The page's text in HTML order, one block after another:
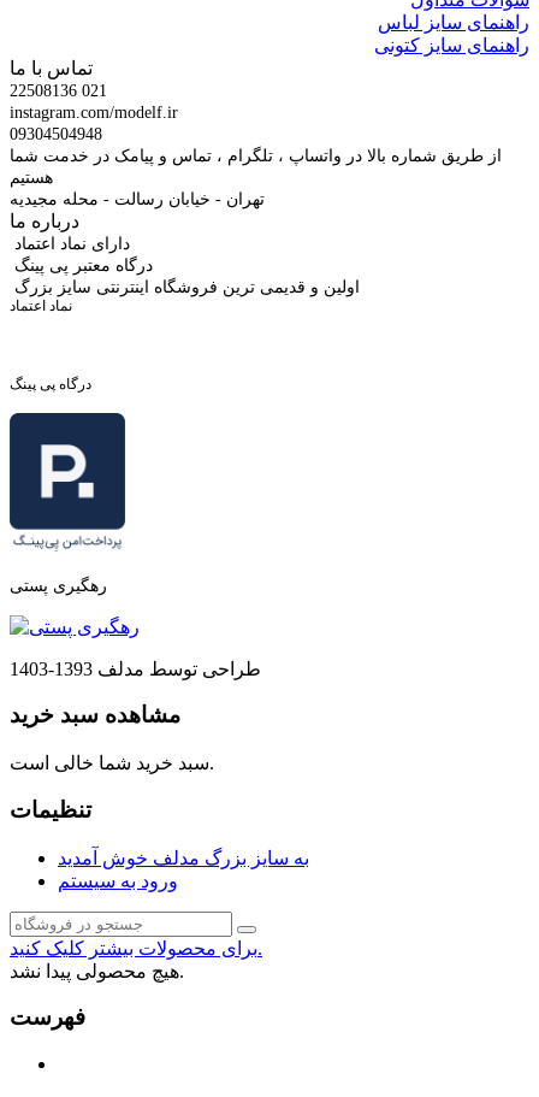
راهنمای سایز لباس
راهنمای سایز کتونی
تماس با ما
22508136 021
instagram.com/modelf.ir
09304504948
از طریق شماره بالا در واتساپ ، تلگرام ، تماس و پیامک در خدمت شما
هستیم
تهران - خیابان رسالت - محله مجیدیه
درباره ما
دارای نماد اعتماد
درگاه معتبر پی پینگ
اولین و قدیمی ترین فروشگاه اینترنتی سایز بزرگ
نماد اعتماد
درگاه پی پینگ
رهگیری پستی
طراحی توسط مدلف 1393-1403
مشاهده سبد خرید
سبد خرید شما خالی است.
تنظیمات
به سایز بزرگ مدلف خوش آمدید
ورود به سیستم
برای محصولات بیشتر کلیک کنید.
هیچ محصولی پیدا نشد.
فهرست